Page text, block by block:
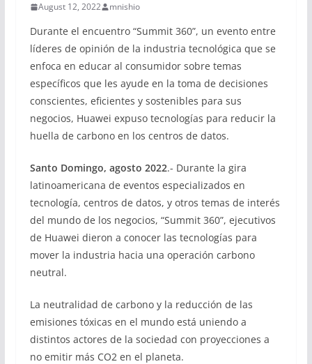
August 12, 2022 mnishio
Durante el encuentro “Summit 360”, un evento entre
líderes de opinión de la industria tecnológica que se
enfoca en educar al consumidor sobre temas
específicos que les ayude en la toma de decisiones
conscientes, eficientes y sostenibles para sus
negocios, Huawei expuso tecnologías para reducir la
huella de carbono en los centros de datos.
Santo Domingo, agosto 2022.- Durante la gira
latinoamericana de eventos especializados en
tecnología, centros de datos, y otros temas de interés
del mundo de los negocios, “Summit 360”, ejecutivos
de Huawei dieron a conocer las tecnologías para
mover la industria hacia una operación carbono
neutral.
La neutralidad de carbono y la reducción de las
emisiones tóxicas en el mundo está uniendo a
distintos actores de la sociedad con proyecciones a
no emitir más CO2 en el planeta.